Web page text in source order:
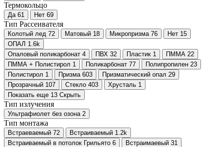
Термокольцо
Да 61 Нет 69
Тип Рассеивателя
Колотый лед 72 Матовый 18 Микропризма 76 Нет 15
ОПАЛ 1.6k
Опаловый поликарбонат 4 ПВХ 32 Пластик 1 ПММА 22
ПММА + Полистирол 1 Поликарбонат 77 Полипропилен 23
Полистирол 1 Призма 603 Призматический опал 29
Прозрачный 107 Стекло 403 Хрусталь 1
Показать еще 13 Скрыть
Тип излучения
Ультрафиолет без озона 2
Тип монтажа
Встраеваемый 72 Встраиваемый 1.2k
Встраиваемый в потолок Грильято 6 Встраимаевый 31